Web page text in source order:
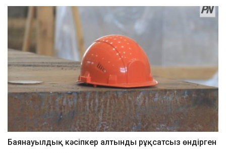
Баянауылдық кәсіпкер алтынды рұқсатсыз өндірген